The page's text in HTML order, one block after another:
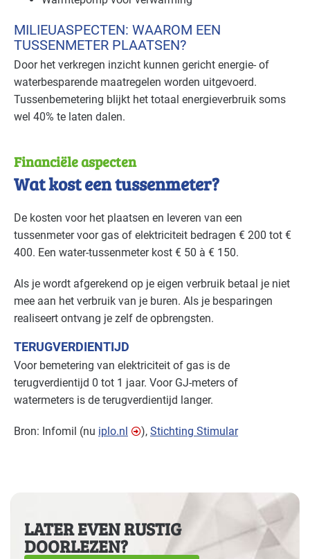
MILIEUASPECTEN: WAAROM EEN
TUSSENMETER PLAATSEN?
Door het verkregen inzicht kunnen gericht energie- of
waterbesparende maatregelen worden uitgevoerd.
Tussenbemetering blijkt het totaal energieverbruik soms
wel 40% te laten dalen.
Financiële aspecten
Wat kost een tussenmeter?
De kosten voor het plaatsen en leveren van een
tussenmeter voor gas of elektriciteit bedragen € 200 tot €
400. Een water-tussenmeter kost € 50 à € 150.
Als je wordt afgerekend op je eigen verbruik betaal je niet
mee aan het verbruik van je buren. Als je besparingen
realiseert ontvang je zelf de opbrengsten.
TERUGVERDIENTIJD
Voor bemetering van elektriciteit of gas is de
terugverdientijd 0 tot 1 jaar. Voor GJ-meters of
watermeters is de terugverdientijd langer.
Bron: Infomil (nu iplo.nl ), Stichting Stimular
LATER EVEN RUSTIG
DOORLEZEN?